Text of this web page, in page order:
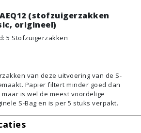
AEQ12 (stofzuigerzakken
origineel)
: 5 Stofzuigerzakken
van deze uitvoering van de S-
Papier filtert minder goed dan
is wel de meest voordelige
S-Bag en is per 5 stuks verpakt.